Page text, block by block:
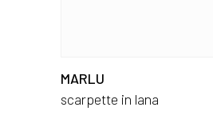
MARLU
scarpette in lana